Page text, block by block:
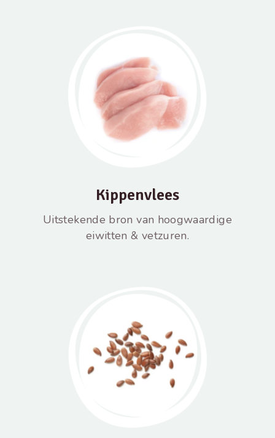
Kippenvlees
Uitstekende bron van hoogwaardige
eiwitten & vetzuren.